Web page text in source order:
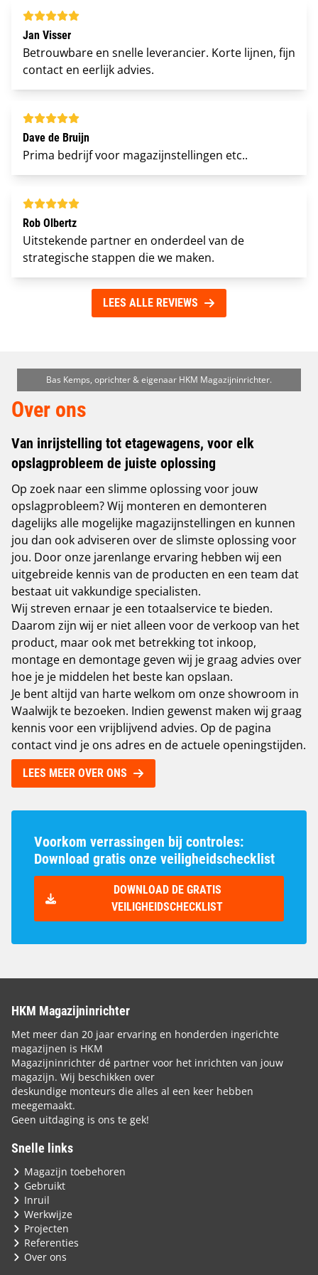
Jan Visser
Betrouwbare en snelle leverancier. Korte lijnen, fijn
contact en eerlijk advies.
Dave de Bruijn
Prima bedrijf voor magazijnstellingen etc..
Rob Olbertz
Uitstekende partner en onderdeel van de
strategische stappen die we maken.
LEES ALLE REVIEWS
Bas Kemps, oprichter & eigenaar HKM Magazijninrichter.
Over ons
Van inrijstelling tot etagewagens, voor elk
opslagprobleem de juiste oplossing
Op zoek naar een slimme oplossing voor jouw
opslagprobleem? Wij monteren en demonteren
dagelijks alle mogelijke magazijnstellingen en kunnen
jou dan ook adviseren over de slimste oplossing voor
jou. Door onze jarenlange ervaring hebben wij een
uitgebreide kennis van de producten en een team dat
bestaat uit vakkundige specialisten.
Wij streven ernaar je een totaalservice te bieden.
Daarom zijn wij er niet alleen voor de verkoop van het
product, maar ook met betrekking tot inkoop,
montage en demontage geven wij je graag advies over
hoe je je middelen het beste kan opslaan.
Je bent altijd van harte welkom om onze showroom in
Waalwijk te bezoeken. Indien gewenst maken wij graag
kennis voor een vrijblijvend advies. Op de pagina
contact vind je ons adres en de actuele openingstijden.
LEES MEER OVER ONS
Voorkom verrassingen bij controles:
Download gratis onze veiligheidschecklist
DOWNLOAD DE GRATIS
VEILIGHEIDSCHECKLIST
HKM Magazijninrichter
Met meer dan 20 jaar ervaring en honderden ingerichte
magazijnen is HKM
Magazijninrichter dé partner voor het inrichten van jouw
magazijn. Wij beschikken over
deskundige monteurs die alles al een keer hebben
meegemaakt.
Geen uitdaging is ons te gek!
Snelle links
Magazijn toebehoren
Gebruikt
Inruil
Werkwijze
Projecten
Referenties
Over ons